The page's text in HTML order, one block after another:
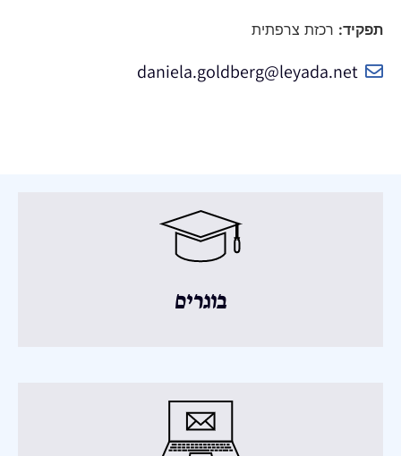
תפקיד: רכזת צרפתית
daniela.goldberg@leyada.net
בוגרים